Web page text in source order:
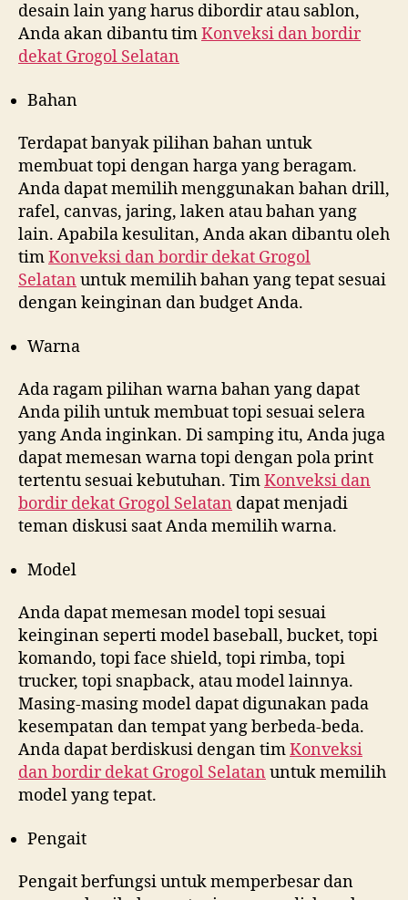
desain lain yang harus dibordir atau sablon,
Anda akan dibantu timKonveksi dan bordir
dekat Grogol Selatan
Bahan
Terdapat banyak pilihan bahan untuk
membuat topi dengan harga yang beragam.
Anda dapat memilih menggunakan bahan drill,
rafel, canvas, jaring, laken atau bahan yang
lain. Apabila kesulitan, Anda akan dibantu oleh
timKonveksi dan bordir dekat Grogol
Selatan untuk memilih bahan yang tepat sesuai
dengan keinginan dan budget Anda.
Warna
Ada ragam pilihan warna bahan yang dapat
Anda pilih untuk membuat topi sesuai selera
yang Anda inginkan. Di samping itu, Anda juga
dapat memesan warna topi dengan pola print
tertentu sesuai kebutuhan. TimKonveksi dan
bordir dekat Grogol Selatan dapat menjadi
teman diskusi saat Anda memilih warna.
Model
Anda dapat memesan model topi sesuai
keinginan seperti model baseball, bucket, topi
komando, topi face shield, topi rimba, topi
trucker, topi snapback, atau model lainnya.
Masing-masing model dapat digunakan pada
kesempatan dan tempat yang berbeda-beda.
Anda dapat berdiskusi dengan timKonveksi
dan bordir dekat Grogol Selatan untuk memilih
model yang tepat.
Pengait
Pengait berfungsi untuk memperbesar dan